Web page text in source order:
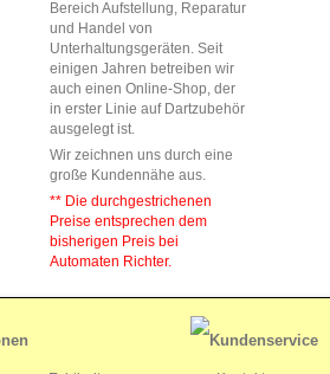
Bereich Aufstellung, Reparatur
und Handel von
Unterhaltungsgeräten. Seit
einigen Jahren betreiben wir
auch einen Online-Shop, der
in erster Linie auf Dartzubehör
ausgelegt ist.
Wir zeichnen uns durch eine
große Kundennähe aus.
** Die durchgestrichenen
Preise entsprechen dem
bisherigen Preis bei
Automaten Richter.